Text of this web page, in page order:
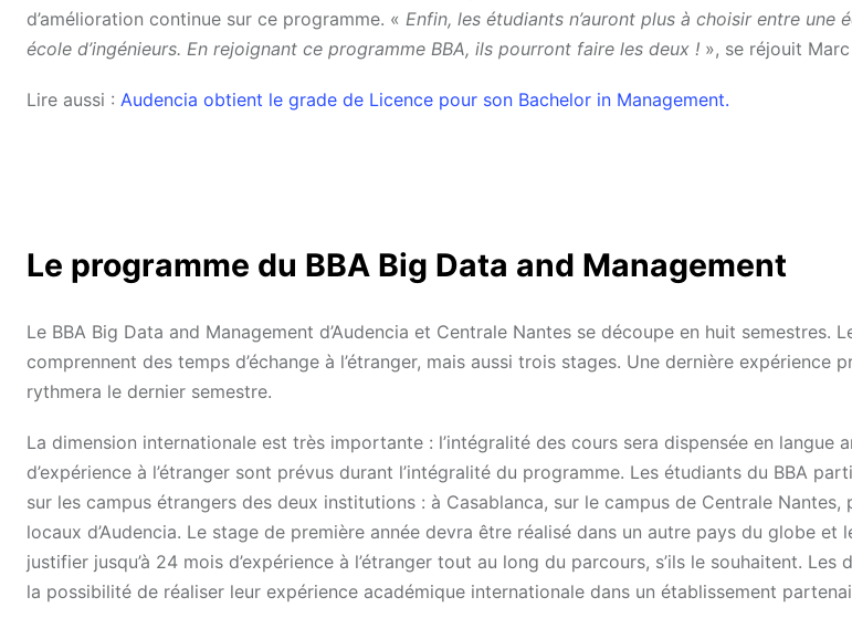
d’amélioration continue sur ce programme. « Enfin, les étudiants n’auront plus à choisir entre une
école d’ingénieurs. En rejoignant ce programme BBA, ils pourront faire les deux ! », se réjouit
Lire aussi : Audencia obtient le grade de Licence pour son Bachelor in Management.
Le programme du BBA Big Data and Management
Le BBA Big Data and Management d’Audencia et Centrale Nantes se découpe en huit semestres.
comprennent des temps d’échange à l’étranger, mais aussi trois stages. Une dernière expérience
rythmera le dernier semestre.
La dimension internationale est très importante : l’intégralité des cours sera dispensée en langue
d’expérience à l’étranger sont prévus durant l’intégralité du programme. Les étudiants du BBA
sur les campus étrangers des deux institutions : à Casablanca, sur le campus de Centrale Nantes,
locaux d’Audencia. Le stage de première année devra être réalisé dans un autre pays du globe et
justifier jusqu’à 24 mois d’expérience à l’étranger tout au long du parcours, s’ils le souhaitent. Les
la possibilité de réaliser leur expérience académique internationale dans un établissement